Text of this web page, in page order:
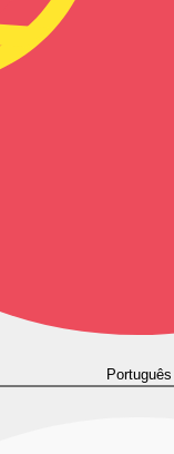
Português